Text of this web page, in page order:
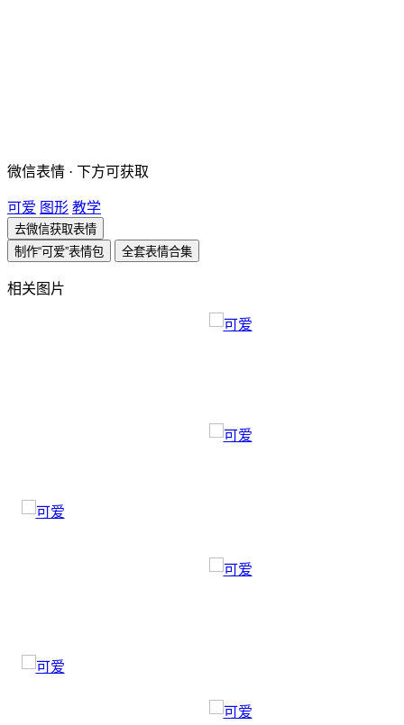
微信表情 · 下方可获取
可爱 图形 教学
去微信获取表情
制作“可爱”表情包
全套表情合集
相关图片